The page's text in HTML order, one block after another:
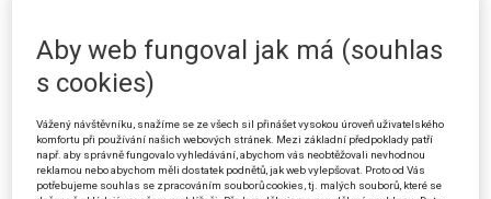
nemovitostí [§ 29 odst. 1 písm. c) zákona o daních z příjmů] vycházely
pro zdaňovací období roku 1993 z vyhlášky Ministerstva financí č.
393/1991 Sb., o cenách staveb, pozemků, trvalých porostů, úhradách za
užívání pozemků (dále jen „vyhláška č. 393/1991 Sb.“). Tento cenový
předpis je zvláštním předpisem, na který odkazuje (v poznámce č. 31)
ustanovení § 24 odst. 4 zákona č. 563/1991 Sb., o účetnictví; jelikož v
Aby web fungoval jak má (souhlas
s cookies)
Vážený návštěvníku, snažíme se ze všech sil přinášet vysokou úroveň uživatelského
komfortu při používání našich webových stránek. Mezi základní předpoklady patří
např. aby správně fungovalo vyhledávání, abychom vás neobtěžovali nevhodnou
reklamou nebo abychom měli dostatek podnětů, jak web vylepšovat. Proto od Vás
potřebujeme souhlas se zpracováním souborů cookies, tj. malých souborů, které se